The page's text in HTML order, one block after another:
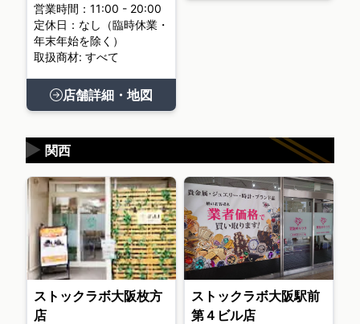
営業時間：11:00 - 20:00
定休日：なし（臨時休業・
年末年始を除く）
取扱商材: すべて
店舗詳細・地図
関西
▶
ストックラボ大阪枚方
店
ストックラボ大阪駅前
第４ビル店